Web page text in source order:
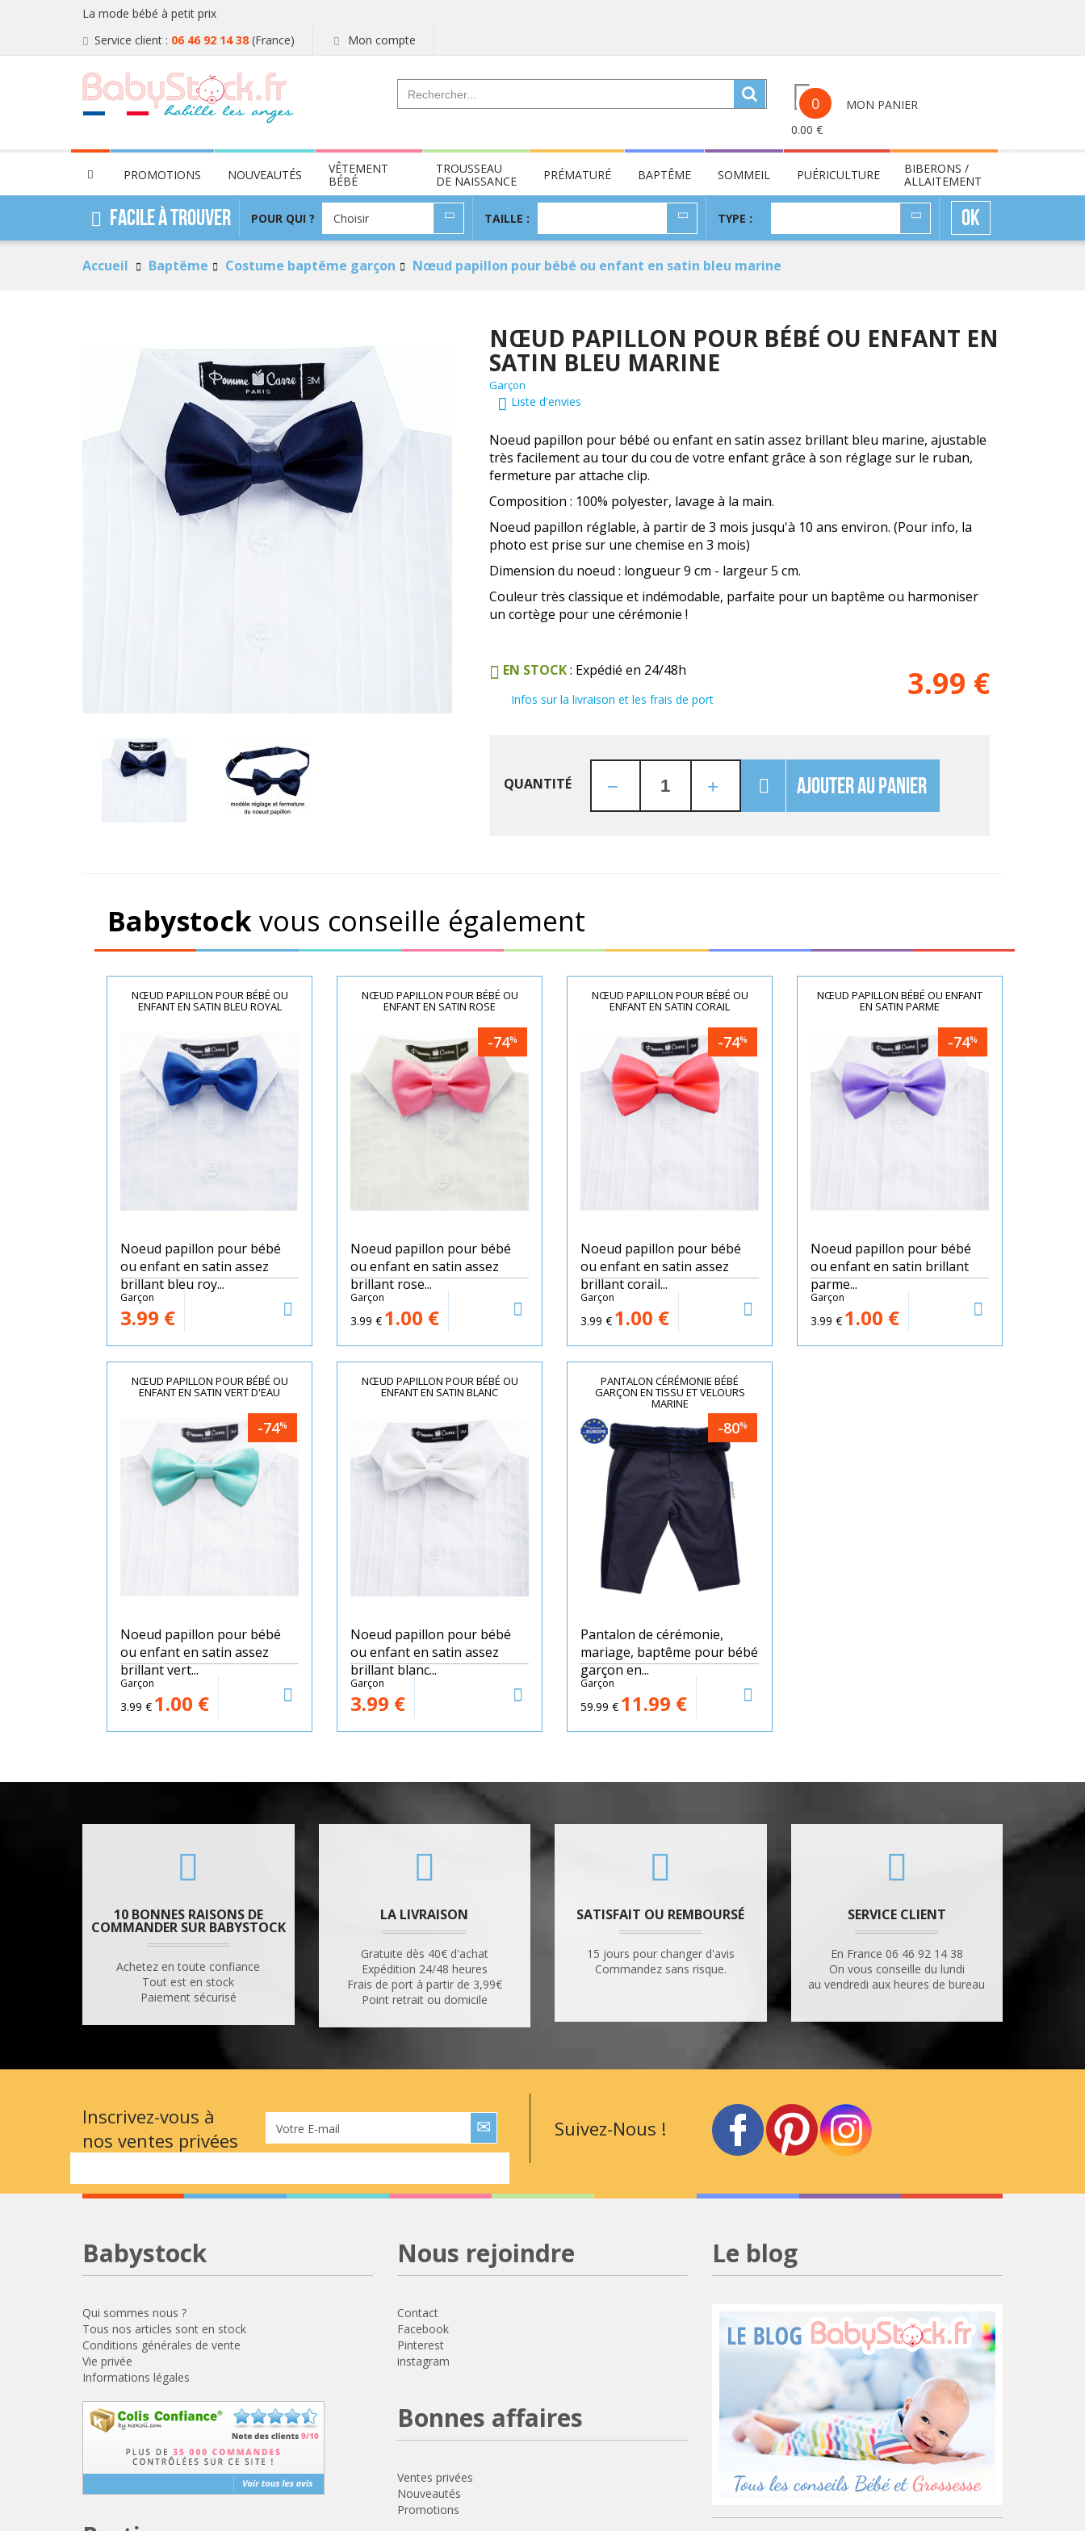
La mode bébé à petit prix
Service client : 06 46 92 14 38 (France) Mon compte
0
MON PANIER
0.00 €
PROMOTIONS NOUVEAUTÉS
VÊTEMENT
BÉBÉ
TROUSSEAU
DE NAISSANCE
PRÉMATURÉ BAPTÊME SOMMEIL PUÉRICULTURE
BIBERONS /
ALLAITEMENT
Facile à trouver POUR QUI ? Choisir
POUR
QUI
?
TAILLE : TYPE : OK
Accueil Baptême Costume baptême garçon Nœud papillon pour bébé ou enfant en satin bleu marine
NŒUD PAPILLON POUR BÉBÉ OU ENFANT EN
SATIN BLEU MARINE
Garçon
Liste d'envies
Noeud papillon pour bébé ou enfant en satin assez brillant bleu marine, ajustable
très facilement au tour du cou de votre enfant grâce à son réglage sur le ruban,
fermeture par attache clip.
Composition : 100% polyester, lavage à la main.
Noeud papillon réglable, à partir de 3 mois jusqu'à 10 ans environ. (Pour info, la
photo est prise sur une chemise en 3 mois)
Dimension du noeud : longueur 9 cm - largeur 5 cm.
Couleur très classique et indémodable, parfaite pour un baptême ou harmoniser
un cortège pour une cérémonie !
EN STOCK : Expédié en 24/48h
Infos sur la livraison et les frais de port 3.99 €
QUANTITÉ AJOUTER AU PANIER
Babystockvous conseille également
NŒUD PAPILLON POUR BÉBÉ OU
ENFANT EN SATIN BLEU ROYAL
Noeud papillon pour bébé
ou enfant en satin assez
brillant bleu roy...
Garçon
3.99 €
NŒUD PAPILLON POUR BÉBÉ OU
ENFANT EN SATIN ROSE
-74%
Noeud papillon pour bébé
ou enfant en satin assez
brillant rose...
Garçon
3.99 € 1.00 €
NŒUD PAPILLON POUR BÉBÉ OU
ENFANT EN SATIN CORAIL
-74%
Noeud papillon pour bébé
ou enfant en satin assez
brillant corail...
Garçon
3.99 € 1.00 €
NŒUD PAPILLON BÉBÉ OU ENFANT
EN SATIN PARME
-74%
Noeud papillon pour bébé
ou enfant en satin brillant
parme...
Garçon
3.99 € 1.00 €
NŒUD PAPILLON POUR BÉBÉ OU
ENFANT EN SATIN VERT D'EAU
-74%
Noeud papillon pour bébé
ou enfant en satin assez
brillant vert...
Garçon
3.99 € 1.00 €
NŒUD PAPILLON POUR BÉBÉ OU
ENFANT EN SATIN BLANC
Noeud papillon pour bébé
ou enfant en satin assez
brillant blanc...
Garçon
3.99 €
PANTALON CÉRÉMONIE BÉBÉ
GARÇON EN TISSU ET VELOURS
MARINE
-80%
Pantalon de cérémonie,
mariage, baptême pour bébé
garçon en...
Garçon
59.99 € 11.99 €
10 BONNES RAISONS DE
COMMANDER SUR BABYSTOCK
Achetez en toute confiance
Tout est en stock
Paiement sécurisé
LA LIVRAISON
Gratuite dès 40€ d'achat
Expédition 24/48 heures
Frais de port à partir de 3,99€
Point retrait ou domicile
SATISFAIT OU REMBOURSÉ
15 jours pour changer d'avis
Commandez sans risque.
SERVICE CLIENT
En France 06 46 92 14 38
On vous conseille du lundi
au vendredi aux heures de bureau
Inscrivez-vous à
nos ventes privées
Votre E-mail Suivez-Nous !
Babystock
Qui sommes nous ?
Tous nos articles sont en stock
Conditions générales de vente
Vie privée
Informations légales
Nous rejoindre
Contact
Facebook
Pinterest
instagram
Bonnes affaires
Ventes privées
Nouveautés
Promotions
Le blog